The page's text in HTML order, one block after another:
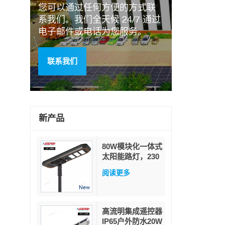
您可以通过任何方便的方式联
系我们。我们全天候 24/7 通过
电子邮件或电话为您服务。
联系我们
新产品
80W模块化一体式
太阳能路灯，230
带PIR人体感应器
用级磷酸铁锂电池
阅读更多
高流明集成遥控器
IP65户外防水20W